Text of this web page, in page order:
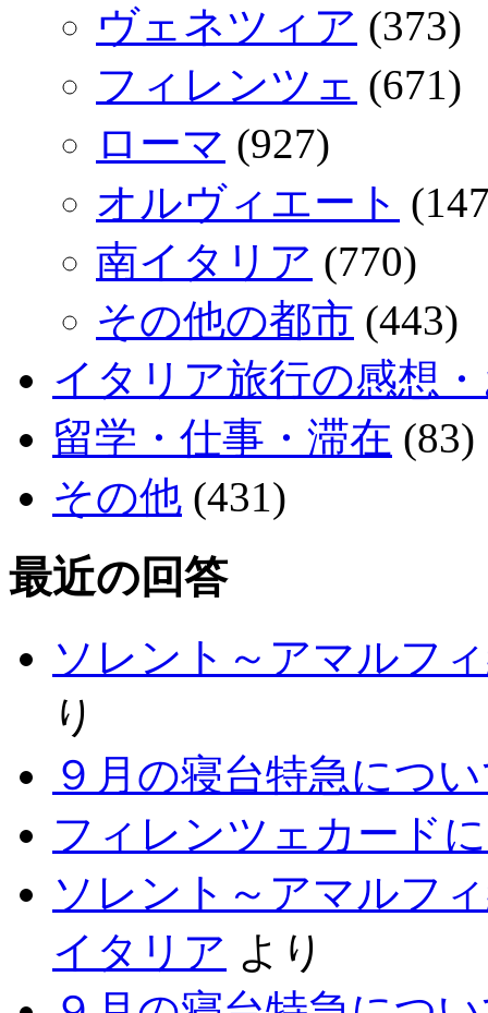
ヴェネツィア (373)
フィレンツェ (671)
ローマ (927)
オルヴィエート
南イタリア (770)
その他の都市 (443)
イタリア旅行の感想
留学・仕事・滞在 (83)
その他 (431)
最近の回答
ソレント～アマルフ
り
９月の寝台特急につ
フィレンツェカード
ソレント～アマルフ
イタリア より